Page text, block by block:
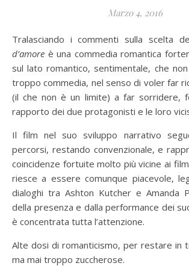
Marzo 4, 2016
Tralasciando i commenti sulla scelta
d’amore è una commedia romantica
sul lato romantico, sentimentale, che
troppo commedia, nel senso di voler far
(il che non è un limite) a far sorridere,
rapporto dei due protagonisti e le loro
Il film nel suo sviluppo narrativo
percorsi, restando convenzionale, e
coincidenze fortuite molto più vicine ai
riesce a essere comunque piacevole,
dialoghi tra Ashton Kutcher e Amanda
della presenza e dalla performance dei
è concentrata tutta l’attenzione.
Alte dosi di romanticismo, per restare in
ma mai troppo zuccherose.